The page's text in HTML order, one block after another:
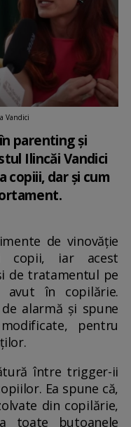
Vandici
parenting și
Ilincăi Vandici
dar și cum
de vinovăție
iar acest
de tratamentul pe
avut în copilărie.
alarmă și spune
pentru
între trigger-ii
Ea spune că,
din copilărie,
toate butoanele